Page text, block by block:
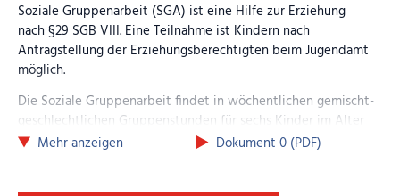
Soziale Gruppenarbeit (SGA) ist eine Hilfe zur Erziehung
nach §29 SGB VIII. Eine Teilnahme ist Kindern nach
Antragstellung der Erziehungsberechtigten beim Jugendamt
möglich.
Die Soziale Gruppenarbeit findet in wöchentlichen gemischt-
geschlechtlichen Gruppenstunden für sechs Kinder im Alter
von 10-13 Jahren statt. Die Gruppe startet jeweils im März
Mehr anzeigen Dokument 0 (PDF)